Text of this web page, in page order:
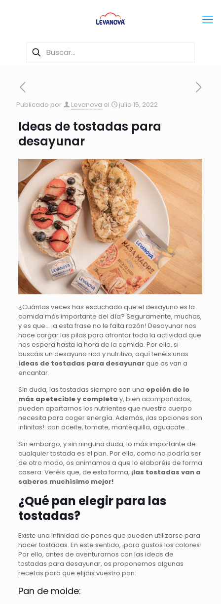
Publicado por Levanova el julio 15, 2022
Ideas de tostadas para
desayunar
¿Cuántas veces has escuchado que el desayuno es la
comida más importante del día? Seguramente, muchas,
y es que… ¡a esta frase no le falta razón! Desayunar nos
hace cargar las pilas para afrontar toda la actividad que
nos espera hasta la hora de la comida. Por ello, si
buscáis un desayuno rico y nutritivo, aquí tenéis unas
ideas de tostadas para desayunarque os van a
encantar.
Sin duda, las tostadas siempre son una opción de lo
más apetecible y completa y, bien acompañadas,
pueden aportarnos los nutrientes que nuestro cuerpo
necesita para coger energía. Además, ¡las opciones son
infinitas!: con aceite, tomate, mantequilla, aguacate…
Sin embargo, y sin ninguna duda, lo más importante de
cualquier tostada es el pan. Por ello, como no podría ser
de otro modo, os animamos a que lo elaboréis de forma
casera. Veréis que, de esta forma, ¡las tostadas van a
saberos muchísimo mejor!
¿Qué pan elegir para las
tostadas?
Existe una infinidad de panes que pueden utilizarse para
hacer tostadas. En este sentido, ¡para gustos los colores!
Por ello, antes de aventurarnos con las ideas de
tostadas para desayunar, os proponemos algunas
recetas para que elijáis vuestro pan:
Pan de molde: